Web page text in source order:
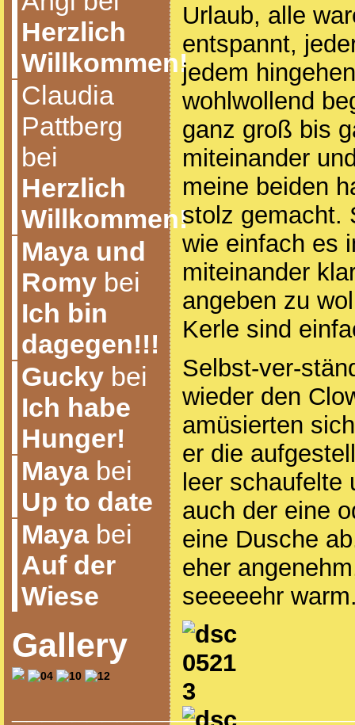
Herzlich
Willkommen!
Claudia
Pattberg
bei
Herzlich
Willkommen!
Maya und
Romybei
Ich bin
dagegen!!!
Guckybei
Ich habe
Hunger!
Mayabei
Up to date
Mayabei
Auf der
Wiese
Gallery
Urlaub, alle
entspannt,
jedem
wohlwollend
ganz groß bis
miteinander
meine beiden
stolz gemacht.
wie einfach es
miteinander
angeben zu
Kerle sind
Selbst-ver-
wieder den
amüsierten
er die
leer schaufelte
auch der eine
eine Dusche
eher
seeeeehr